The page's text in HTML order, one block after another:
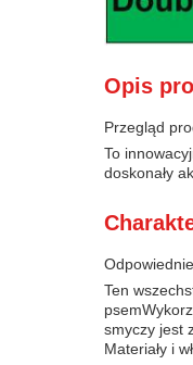
Opis
Przegląd
To
doskonały
Ten
smyczy jest
Materiały i